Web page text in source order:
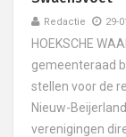
Redactie 29-
HOEKSCHE
gemeenteraad
stellen voor de
Nieuw-
verenigingen